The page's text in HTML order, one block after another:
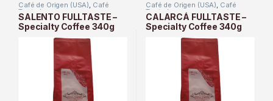
Café de Origen (USA), Café
Tostado
SALENTO FULLTASTE –
Specialty Coffee 340g
(12oz) – (Pack of 3)
Café de Origen (USA), Café
Tostado
CALARCÁ FULLTASTE –
Specialty Coffee 340g
(12oz) – (Pack of 3)